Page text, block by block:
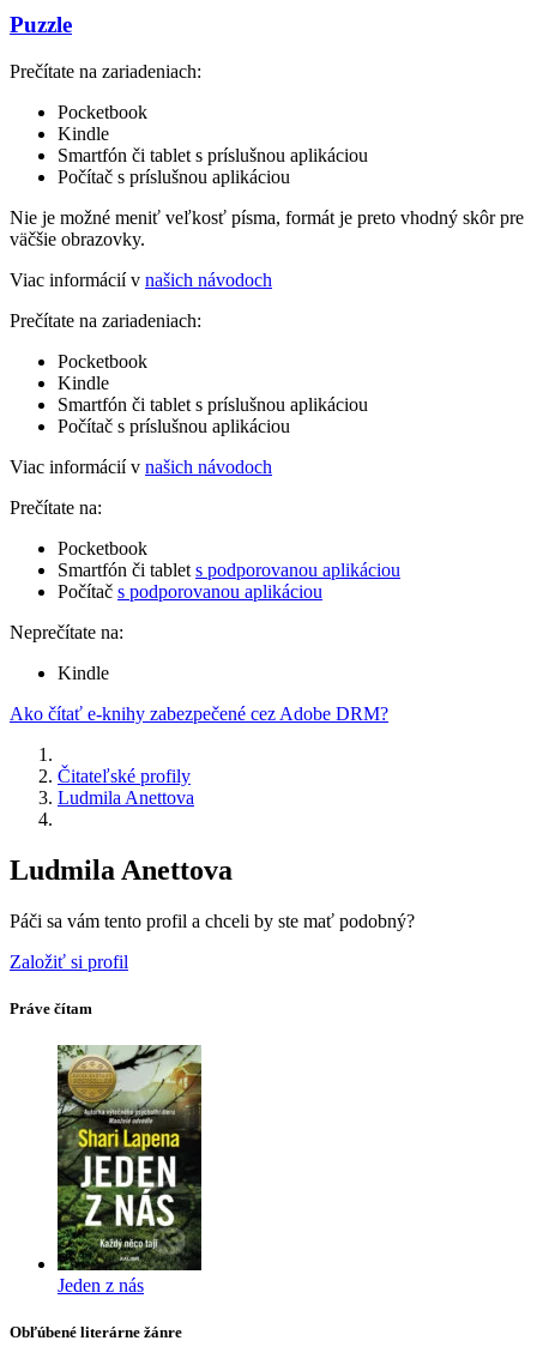
Puzzle
Prečítate na zariadeniach:
Pocketbook
Kindle
Smartfón či tablet s príslušnou aplikáciou
Počítač s príslušnou aplikáciou
Nie je možné meniť veľkosť písma, formát je preto vhodný skôr pre
väčšie obrazovky.
Viac informácií v našich návodoch
Prečítate na zariadeniach:
Pocketbook
Kindle
Smartfón či tablet s príslušnou aplikáciou
Počítač s príslušnou aplikáciou
Viac informácií v našich návodoch
Prečítate na:
Pocketbook
Smartfón či tablet s podporovanou aplikáciou
Počítač s podporovanou aplikáciou
Neprečítate na:
Kindle
Ako čítať e-knihy zabezpečené cez Adobe DRM?
Čitateľské profily
Ludmila Anettova
Ludmila Anettova
Páči sa vám tento profil a chceli by ste mať podobný?
Založiť si profil
Práve čítam
Jeden z nás
Obľúbené literárne žánre